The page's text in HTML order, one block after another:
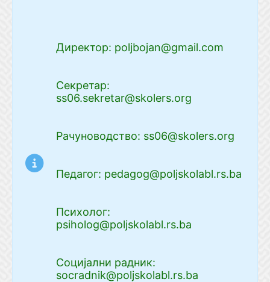
Директор: poljbojan@gmail.com
Секретар:
ss06.sekretar@skolers.org
Рачуноводство: ss06@skolers.org
Педагог: pedagog@poljskolabl.rs.ba
Психолог:
psiholog@poljskolabl.rs.ba
Социјални радник:
socradnik@poljskolabl.rs.ba